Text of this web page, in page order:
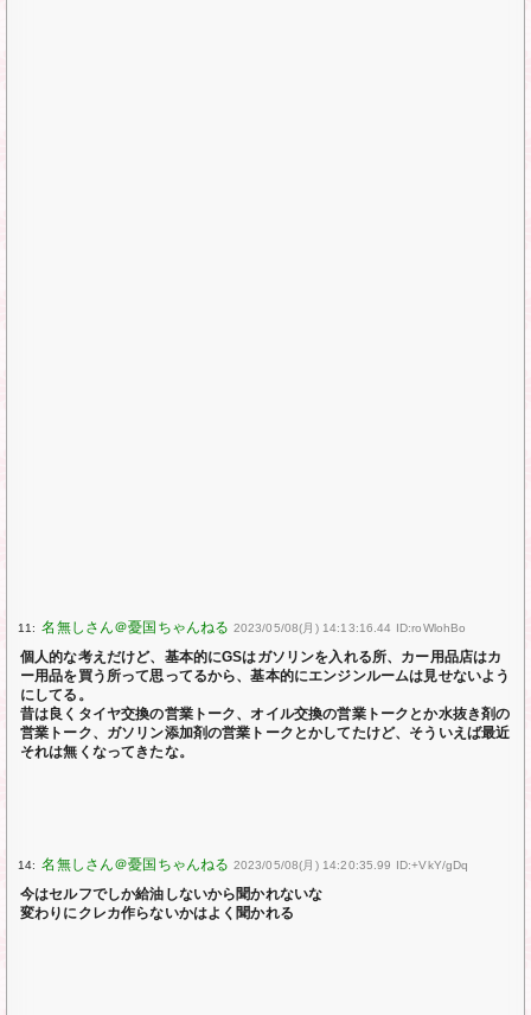
11: 2023/05/08(月) 14:13:16.44 ID:roWlohBo
個人的な考えだけど、基本的にGSはガソリンを入れる所、カー用品店はカ
ー用品を買う所って思ってるから、基本的にエンジンルームは見せないよう
にしてる。
昔は良くタイヤ交換の営業トーク、オイル交換の営業トークとか水抜き剤の
営業トーク、ガソリン添加剤の営業トークとかしてたけど、そういえば最近
それは無くなってきたな。
14: 2023/05/08(月) 14:20:35.99 ID:+VkY/gDq
今はセルフでしか給油しないから聞かれないな
変わりにクレカ作らないかはよく聞かれる